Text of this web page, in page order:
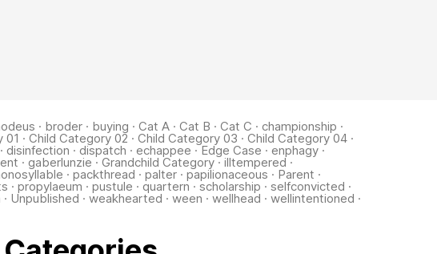
· broder · buying · Cat A · Cat B · Cat C · championship ·
01 · Child Category 02 · Child Category 03 · Child Category 04 ·
disinfection · dispatch · echappee ·Edge Case · enphagy ·
· gaberlunzie · Grandchild Category· illtempered ·
· packthread · palter · papilionaceous · Parent ·
· propylaeum · pustule · quartern · scholarship · selfconvicted ·
· Unpublished · weakhearted · ween · wellhead · wellintentioned ·